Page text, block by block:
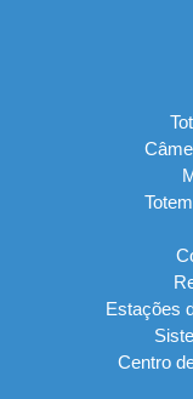
Estações
Centro